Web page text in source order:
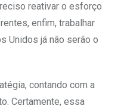
reativar o esforço
enfim, trabalhar
Unidos já não serão o
contando com a
Certamente, essa